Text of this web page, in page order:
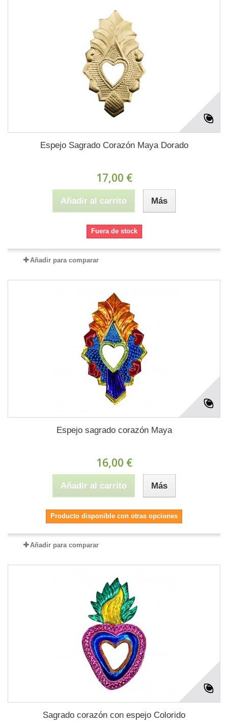
Espejo Sagrado Corazón Maya Dorado
17,00 €
Añadir al carrito Más
Fuera de stock
Añadir para comparar
Espejo sagrado corazón Maya
16,00 €
Añadir al carrito Más
Producto disponible con otras opciones
Añadir para comparar
Sagrado corazón con espejo Colorido